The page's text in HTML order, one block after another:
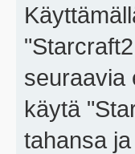
seuraavia
käytä
tahansa